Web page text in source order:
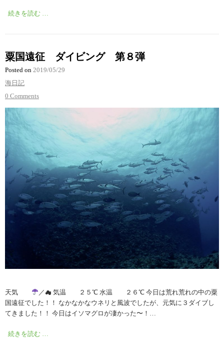
続きを読む …
粟国遠征 ダイビング 第８弾
Posted on 2019/05/29
海日記
0 Comments
天気
／☁︎ 気温 ２５℃ 水温 ２６℃ 今日は荒れ荒れの中の粟
国遠征でした！！ なかなかなウネリと風波でしたが、元気に３ダイブし
てきました！！ 今日はイソマグロが凄かった〜！…
続きを読む …